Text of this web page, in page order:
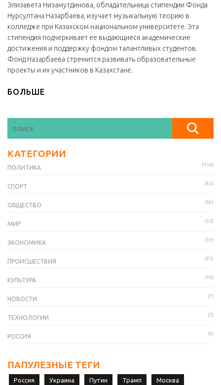
Элизавета Низамутдинова, обладательница стипендии Фонда
Нурсултана Назарбаева, изучает музыкальную теорию в
колледже при Казахском национальном университете. Эта
стипендия подчеркивает ее выдающиеся академические
достижения и поддержку фондом талантливых студентов.
Фонд Назарбаева стремится развивать образовательные
проекты и их участников в Казахстане.
БОЛЬШЕ
КАТЕГОРИИ
ПОЛИТИКА (116)
СПОРТ (65)
ОБЩЕСТВО (58)
МИР (32)
ЭКОНОМИКА (31)
ПРОИСШЕСТВИЯ (21)
КУЛЬТУРА (16)
НОВОСТИ (7)
ТЕХНОЛОГИИ (7)
РОССИЯ (6)
ПАПУЛЕЗНЫЕ ТЕГИ
Россия Украина Путин Трамп Москва